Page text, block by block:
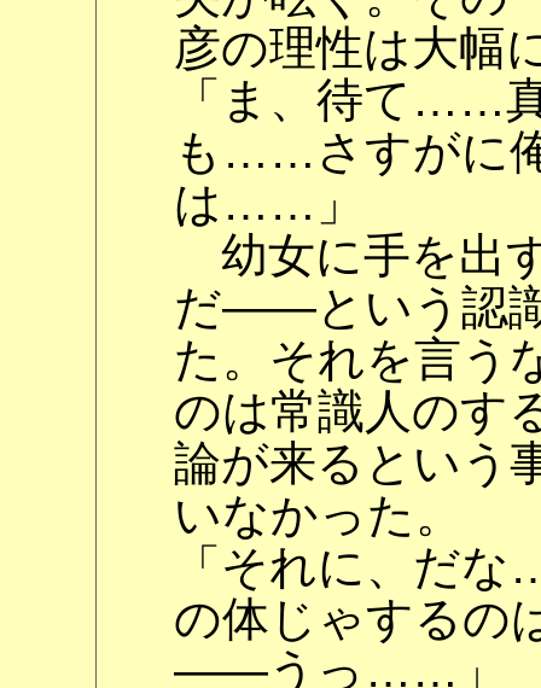
彦の理性は大幅
「ま、待て……
も……さすがに
は……」
幼女に手を出
だ――という認
た。それを言う
のは常識人のす
論が来るという
いなかった。
「それに、だ
の体じゃするの
――うっ……」